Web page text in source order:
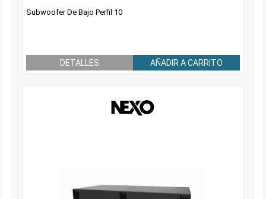
Subwoofer De Bajo Perfil 10
DETALLES AÑADIR A CARRITO